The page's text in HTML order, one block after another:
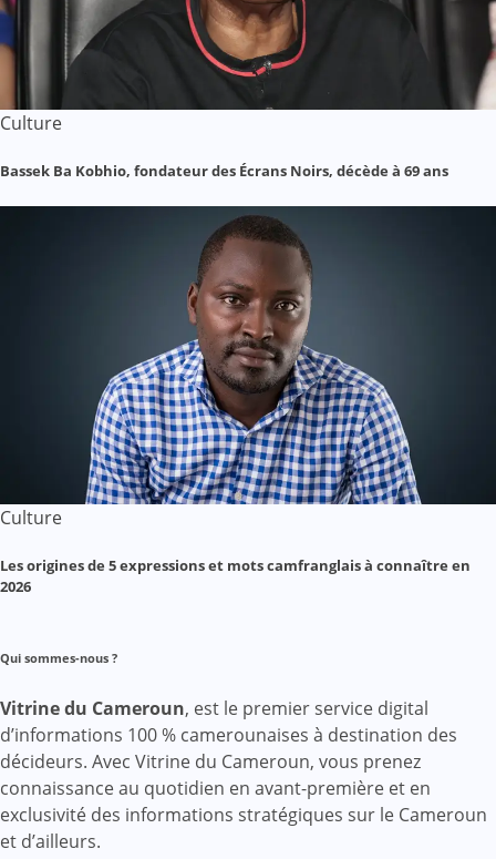
Culture
Bassek Ba Kobhio, fondateur des Écrans Noirs, décède à 69 ans
Culture
Les origines de 5 expressions et mots camfranglais à connaître en
2026
Qui sommes-nous ?
Vitrine du Cameroun, est le premier service digital
d’informations 100 % camerounaises à destination des
décideurs. Avec Vitrine du Cameroun, vous prenez
connaissance au quotidien en avant-première et en
exclusivité des informations stratégiques sur le Cameroun
et d’ailleurs.